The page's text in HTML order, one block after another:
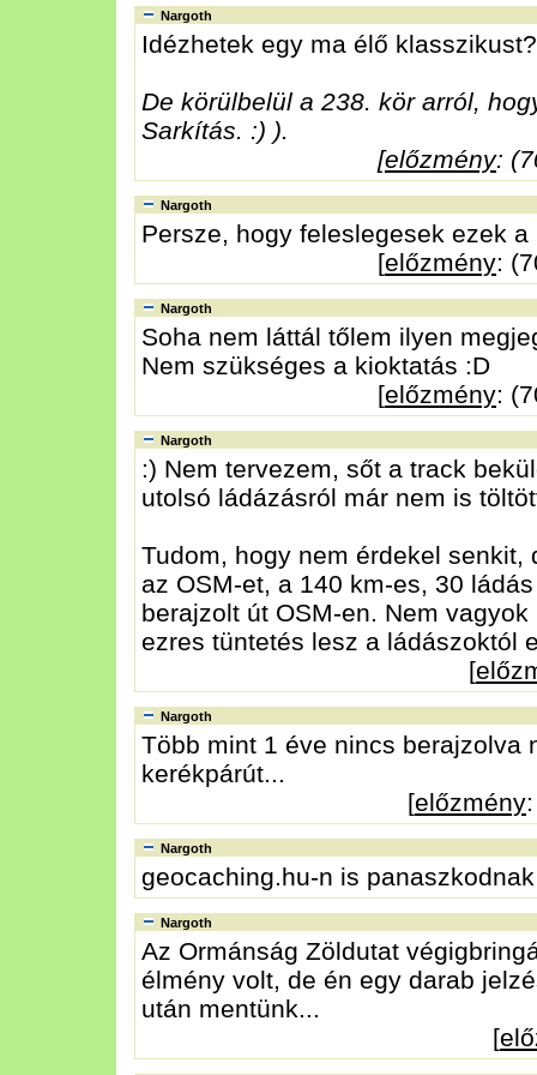
Nargoth
Idézhetek egy ma élő klasszikust?
De körülbelül a 238. kör arról,
Sarkítás. :) ).
[előzmény:
Nargoth
Persze, hogy feleslegesek ezek
[előzmény:
Nargoth
Soha nem láttál tőlem ilyen
Nem szükséges a kioktatás :D
[előzmény:
Nargoth
:) Nem tervezem, sőt a track
utolsó ládázásról már nem is
Tudom, hogy nem érdekel
az OSM-et, a 140 km-es, 30
berajzolt út OSM-en. Nem
ezres tüntetés lesz a ládászoktól
[
Nargoth
Több mint 1 éve nincs berajzolva
kerékpárút...
[előzmény
Nargoth
geocaching.hu-n is
Nargoth
Az Ormánság Zöldutat
élmény volt, de én egy darab
után mentünk...
[